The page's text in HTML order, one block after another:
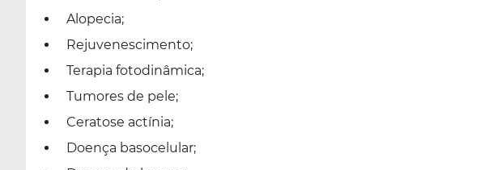
Alopecia;
Rejuvenescimento;
Terapia fotodinâmica;
Tumores de pele;
Ceratose actínia;
Doença basocelular;